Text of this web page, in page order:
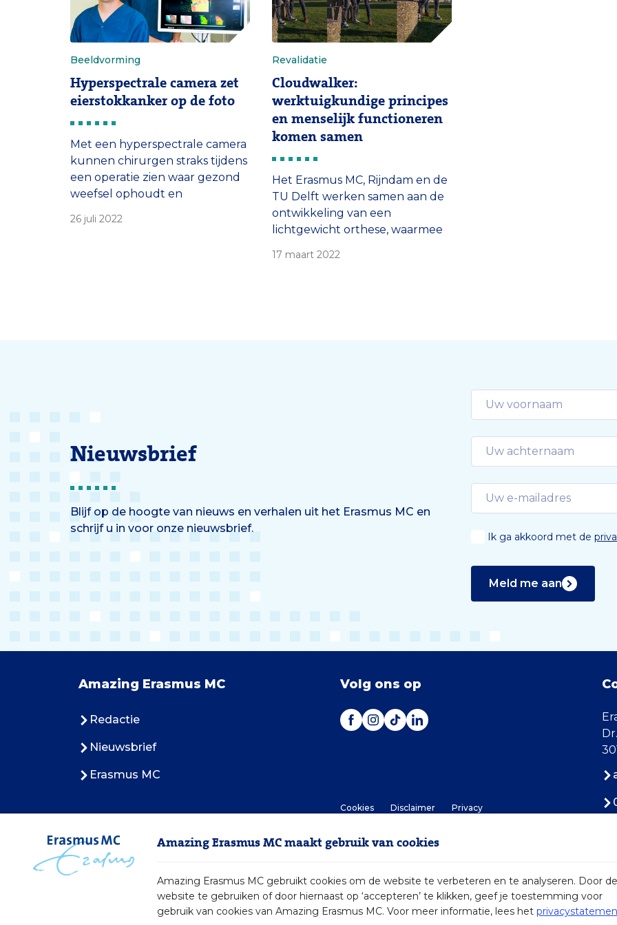
Beeldvorming
Hyperspectrale camera zet
eierstokkanker op de foto
Met een hyperspectrale camera
kunnen chirurgen straks tijdens
een operatie zien waar gezond
weefsel ophoudt en
chirurg kan zodoende
26 juli 2022
Revalidatie
Cloudwalker:
werktuigkundige principes
en menselijk functioneren
komen samen
Het Erasmus MC, Rijndam en de
TU Delft werken samen aan de
ontwikkeling van een
lichtgewicht orthese, waarmee
straks kunnen lopen.
17 maart 2022
Nieuwsbrief
Blijf op de hoogte van nieuws en verhalen uit het Erasmus MC en
schrijf u in voor onze nieuwsbrief.
Ik ga akkoord met de
Meld me aan
Amazing Erasmus MC
Redactie
Nieuwsbrief
Erasmus MC
Volg ons op
Cookies Disclaimer Privacy
2026 Erasmus MC
Amazing Erasmus MC maakt gebruik van cookies
Amazing Erasmus MC gebruikt cookies om de website te verbeteren en te analyseren. Door
website te gebruiken of door hiernaast op ‘accepteren’ te klikken, geef je toestemming voor
gebruik van cookies van Amazing Erasmus MC. Voor meer informatie, lees het